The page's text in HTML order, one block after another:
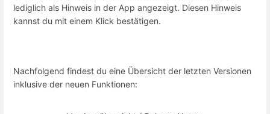
lediglich als Hinweis in der App angezeigt. Diesen Hinweis
kannst du mit einem Klick bestätigen.
Nachfolgend findest du eine Übersicht der letzten Versionen
inklusive der neuen Funktionen: